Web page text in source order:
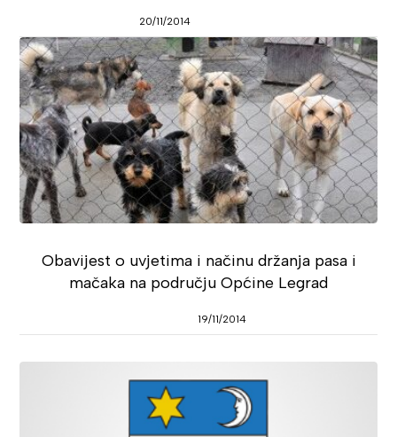
20/11/2014
Obavijest o uvjetima i načinu držanja pasa i
mačaka na području Općine Legrad
19/11/2014